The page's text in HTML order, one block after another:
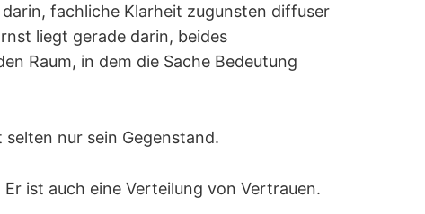
fachliche Klarheit zugunsten diffuser
liegt gerade darin, beides
Raum, in dem die Sache Bedeutung
nur sein Gegenstand.
ist auch eine Verteilung von Vertrauen.